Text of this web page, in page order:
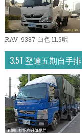
RAV-9337 白色 11.5呎
3.5T 堅達五期自手排